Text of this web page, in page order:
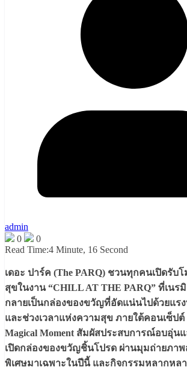
admin
0
0
Read Time:4 Minute, 16 Second
เดอะ ปาร์ค (The PARQ) ชวนทุกคนเปิดรับ
สุขในงาน “CHILL AT THE PARQ” ที่เนร
กลายเป็นกล่องของขวัญที่อัดแน่นไปด้วยแร
และช่วงเวลาแห่งความสุข ภายใต้คอนเซ็ปต์
Magical Moment สัมผัสประสบการณ์อบอุ่น
เปิดกล่องของขวัญชิ้นโปรด ผ่านมุมถ่ายภา
พิเศษมาเฉพาะในปีนี้ และกิจกรรมหลากหลา